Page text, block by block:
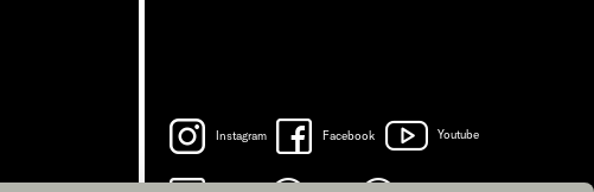
Instagram Facebook Youtube